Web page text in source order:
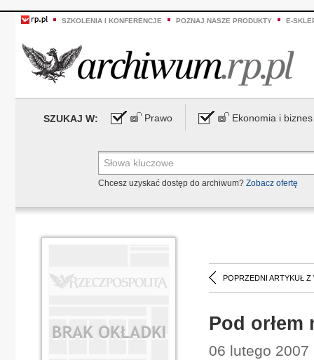
SZKOLENIA I KONFERENCJE POZNAJ NASZE PRODUKTY E-
SZUKAJ W: Prawo Ekonomia i biznes
Chcesz uzyskać dostęp do archiwum? Zobacz ofertę
POPRZEDNI ARTYKUŁ Z
Pod orłem
06 lutego 2007